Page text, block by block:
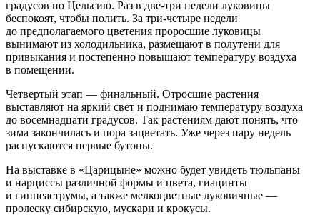
градусов по Цельсию. Раз в две-три недели луковицы
беспокоят, чтобы полить. За три-четыре недели
до предполагаемого цветения проросшие луковицы
вынимают из холодильника, размещают в полутени для
привыкания и постепенно повышают температуру воздуха
в помещении.
Четвертый этап — финальный. Отросшие растения
выставляют на яркий свет и поднимаю температуру воздуха
до восемнадцати градусов. Так растениям дают понять, что
зима закончилась и пора зацветать. Уже через пару недель
распускаются первые бутоны.
На выставке в «Царицыне» можно будет увидеть тюльпаны
и нарциссы различной формы и цвета, гиацинты
и гиппеаструмы, а также мелкоцветные луковичные —
пролеску сибирскую, мускари и крокусы.